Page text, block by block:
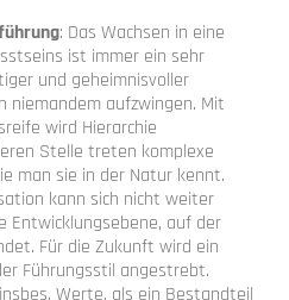
: Das Wachsen in eine
ist immer ein sehr
und geheimnisvoller
niemandem aufzwingen. Mit
wird Hierarchie
Stelle treten komplexe
man sie in der Natur kennt.
kann sich nicht weiter
Entwicklungsebene, auf der
Für die Zukunft wird ein
Führungsstil angestrebt.